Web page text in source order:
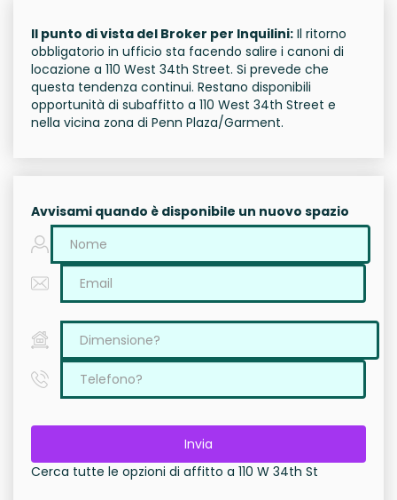
Il punto di vista del Broker per Inquilini: Il ritorno
obbligatorio in ufficio sta facendo salire i canoni di
locazione a 110 West 34th Street. Si prevede che
questa tendenza continui. Restano disponibili
opportunità di subaffitto a 110 West 34th Street e
nella vicina zona di Penn Plaza/Garment.
Avvisami quando è disponibile un nuovo spazio
Invia
Cerca tutte le opzioni di affitto a 110 W 34th St